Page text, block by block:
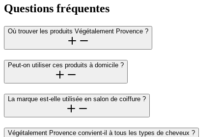
Questions fréquentes
Où trouver les produits Végétalement Provence ?
Peut-on utiliser ces produits à domicile ?
La marque est-elle utilisée en salon de coiffure ?
Végétalement Provence convient-il à tous les types de cheveux ?